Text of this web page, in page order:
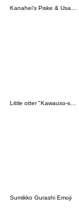
Kanahei's Piske & Usagi Assorted Emoji
Sumikko Gurashi Emoji